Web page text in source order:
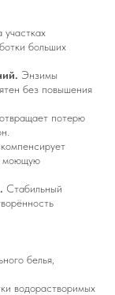
участках
больших
Энзимы
без повышения
потерю
моющую
Стабильный
белья,
водорастворимых